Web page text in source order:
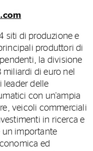
siti di produzione e
produttori di
la divisione
di euro nel
leader delle
con un'ampia
veicoli commerciali
in ricerca e
un importante
ed